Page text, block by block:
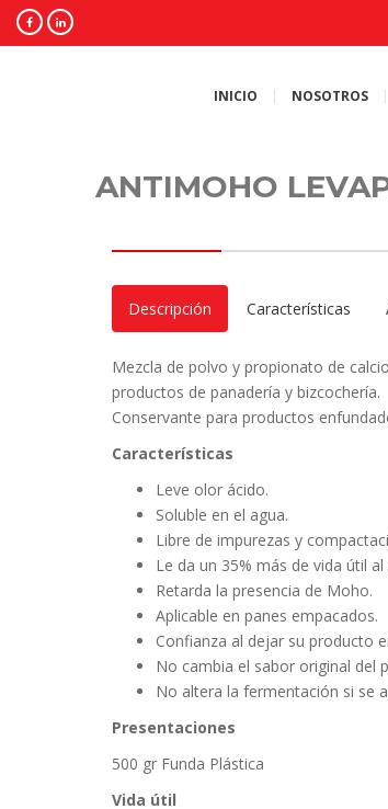
INICIO NOSOTROS
ANTIMOHO
Descripción Características
Mezcla de polvo y propionato de
productos de panadería y bizcochería.
Conservante para productos
Características
Leve olor ácido.
Soluble en el agua.
Libre de impurezas y
Le da un 35% más de vida útil
Retarda la presencia de Moho.
Aplicable en panes empacados.
Confianza al dejar su producto
No cambia el sabor original del
No altera la fermentación si se
Presentaciones
500 gr Funda Plástica
Vida útil